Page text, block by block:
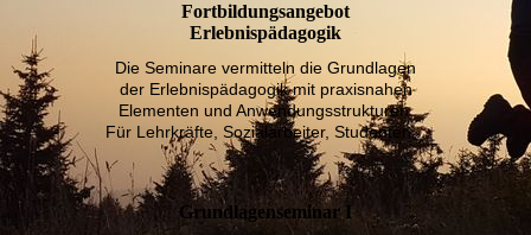
Fortbildungsangebot
Erlebnispädagogik
Die Seminare vermitteln die Grundlagen
der Erlebnispädagogik mit praxisnahen
Elementen und Anwendungsstrukturen.
Für Lehrkräfte, Sozialarbeiter, Studenten,..
Grundlagenseminar I